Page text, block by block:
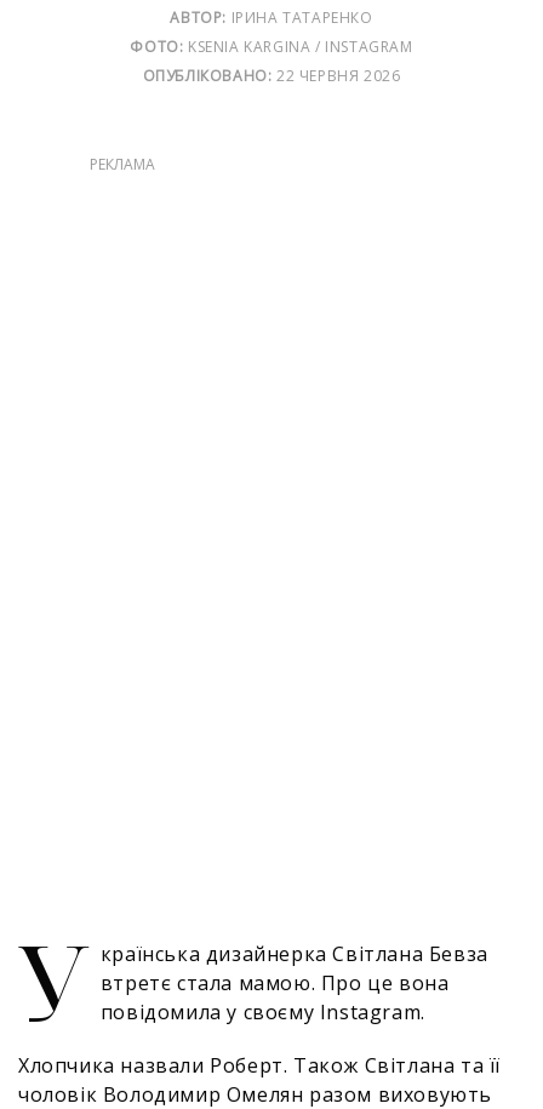
АВТОР: ІРИНА ТАТАРЕНКО
ФОТО: KSENIA KARGINA / INSTAGRAM
ОПУБЛІКОВАНО: 22 ЧЕРВНЯ 2026
У країнська дизайнерка Світлана Бевза
втретє стала мамою. Про це вона
повідомила у своєму Instagram.
Хлопчика назвали Роберт. Також Світлана та її
чоловік Володимир Омелян разом виховують